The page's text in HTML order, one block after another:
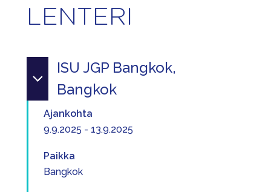
LENTERI
ISU JGP Bangkok,
Bangkok
Ajankohta
9.9.2025 - 13.9.2025
Paikka
Bangkok